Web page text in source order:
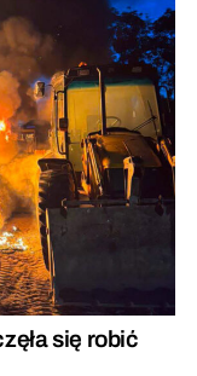
się robić